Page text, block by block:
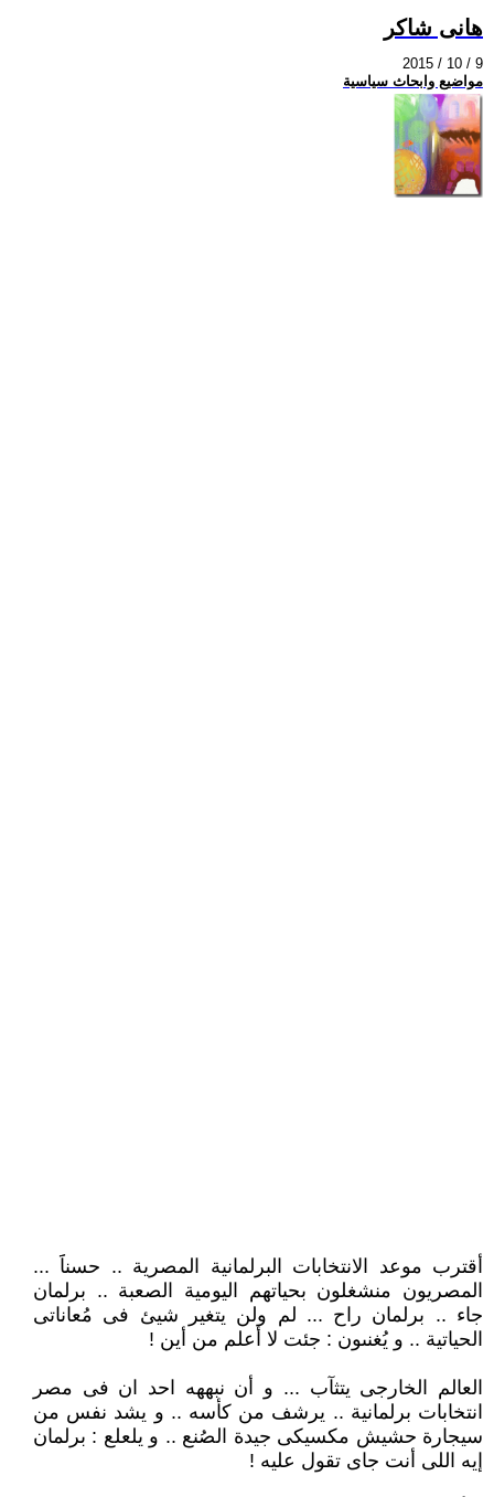
هانى شاكر
2015 / 10 / 9
مواضيع وابحاث سياسية
أقترب موعد الانتخابات البرلمانية المصرية .. حسناََ ...
المصريون منشغلون بحياتهم اليومية الصعبة .. برلمان
جاء .. برلمان راح ... لم ولن يتغير شيئ فى مُعاناتى
الحياتية .. و يُغنىون : جئت لا أعلم من أين !
العالم الخارجى يتثآب ... و أن نبههه احد ان فى مصر
انتخابات برلمانية .. يرشف من كأسه .. و يشد نفس من
سيجارة حشيش مكسيكى جيدة الصُنع .. و يلعلع : برلمان
إيه اللى أنت جاى تقول عليه !